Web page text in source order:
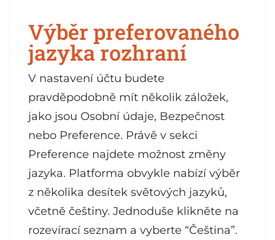
Výběr preferovaného
jazyka rozhraní
V nastavení účtu budete
pravděpodobně mít několik záložek,
jako jsou Osobní údaje, Bezpečnost
nebo Preference. Právě v sekci
Preference najdete možnost změny
jazyka. Platforma obvykle nabízí výběr
z několika desítek světových jazyků,
včetně češtiny. Jednoduše klikněte na
rozevírací seznam a vyberte “Čeština”.